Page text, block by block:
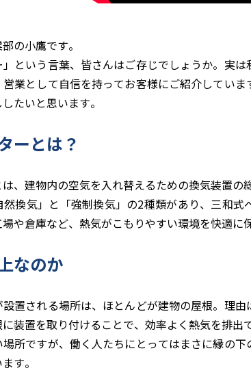
の小鷹です。
」という言葉、皆さんはご存じでしょうか。実
業として自信を持ってお客様にご紹介していま
たいと思います。
ーとは？
、建物内の空気を入れ替えるための換気装置の
換気」と「強制換気」の2種類があり、三和
や倉庫など、熱気がこもりやすい環境を快適に
なのか
置される場所は、ほとんどが建物の屋根。理
装置を取り付けることで、効率よく熱気を排出
所ですが、働く人たちにとってはまさに縁の
す。